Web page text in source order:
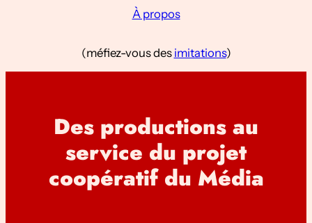
À propos
(méfiez-vous des imitations)
Des productions au
service du projet
coopératif du Média